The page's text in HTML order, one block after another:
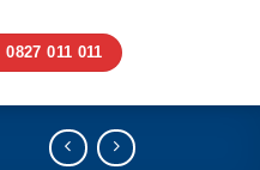
0827 011 011